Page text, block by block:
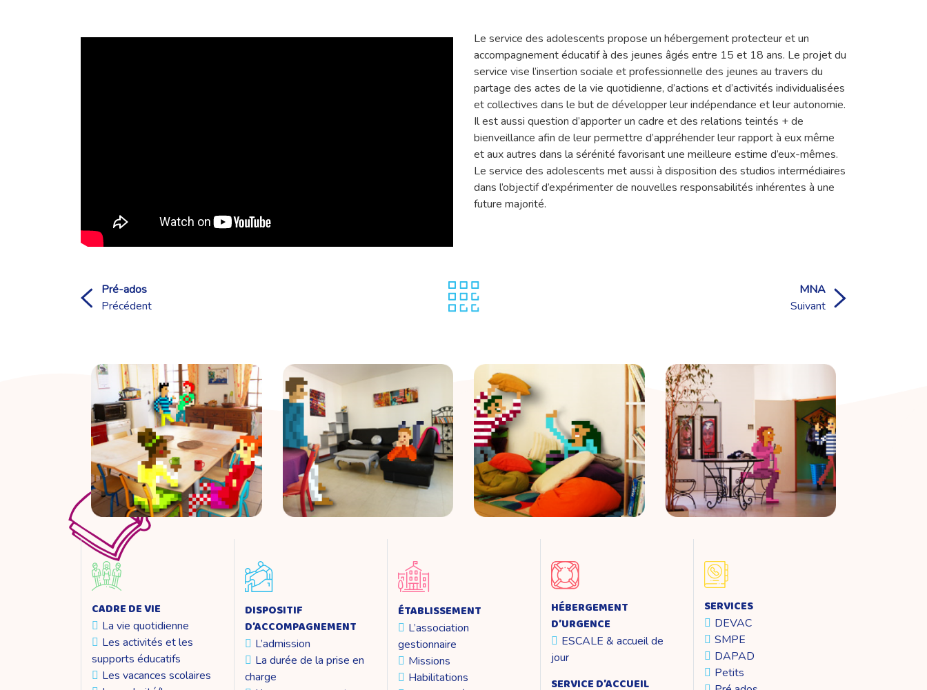
Le service des adolescents propose un hébergement protecteur et un
accompagnement éducatif à des jeunes âgés entre 15 et 18 ans. Le projet du
service vise l’insertion sociale et professionnelle des jeunes au travers du
partage des actes de la vie quotidienne, d’actions et d’activités individualisées
et collectives dans le but de développer leur indépendance et leur autonomie.
Il est aussi question d’apporter un cadre et des relations teintés + de
bienveillance afin de leur permettre d’appréhender leur rapport à eux même
et aux autres dans la sérénité favorisant une meilleure estime d’eux-mêmes.
Le service des adolescents met aussi à disposition des studios intermédiaires
dans l’objectif d’expérimenter de nouvelles responsabilités inhérentes à une
future majorité.
Pré-ados
Précédent
MNA
Suivant
CADRE DE VIE
La vie quotidienne
Les activités et les
supports éducatifs
Les vacances scolaires
DISPOSITIF
D’ACCOMPAGNEMENT
L’admission
La durée de la prise en
charge
ÉTABLISSEMENT
L’association
gestionnaire
Missions
Habilitations
HÉBERGEMENT
D’URGENCE
ESCALE & accueil de
jour
SERVICE D’ACCUEIL
SERVICES
DEVAC
SMPE
DAPAD
Petits